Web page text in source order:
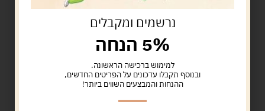
נרשמים ומקבלים
5% הנחה
למימוש ברכישה הראשונה.
ובנוסף תקבלו עדכונים על הפריטים החדשים,
ההנחות והמבצעים השווים ביותר!